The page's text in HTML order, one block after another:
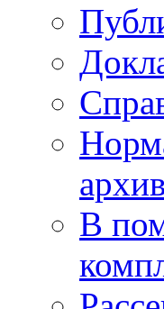
В